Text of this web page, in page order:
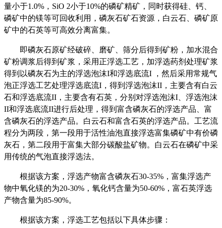
量小于1.0%，SiO 2小于10%的磷矿精矿，同时获得硅、钙、
磷矿中的镁等可回收利用，磷灰石矿石资源，白云石、磷矿原
矿中的石英等可高效分离富集。
即磷灰石原矿经破碎、磨矿、筛分后得到矿粉，加水混合
矿粉调浆后得到矿浆，采用正浮选工艺，加浮选药剂处理矿浆
得到以磷灰石为主的浮选泡沫I和浮选底流I ，然后采用常规气
泡正浮选工艺处理浮选底流I，得到浮选泡沫II，主要含有白云
石和浮选底流II，主要含有石英，分别对浮选泡沫I、浮选泡沫
II和浮选底流II进行后处理，得到富含磷灰石的浮选产品、富
含磷灰石的浮选产品。白云石和富含石英的浮选产品。工艺流
程分为两段，第一段用于活性油泡直接浮选富集磷矿中有价磷
灰石，第二段用于富集大部分碳酸盐矿物。白云石在磷矿中采
用传统的气泡直接浮选法。
根据该方案，浮选产物富含磷灰石30-35%，富集浮选产
物中氧化镁的为20-30%，氧化钙含量为50-60%，富石英浮选
产物含量为85-90%。
根据该方案，浮选工艺包括以下具体步骤：